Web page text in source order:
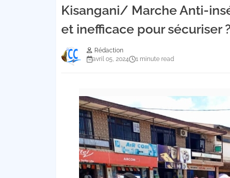
Kisangani/ Marche Anti-
et inefficace pour sécuriser
Rédaction
avril 05, 2024
1 minute read